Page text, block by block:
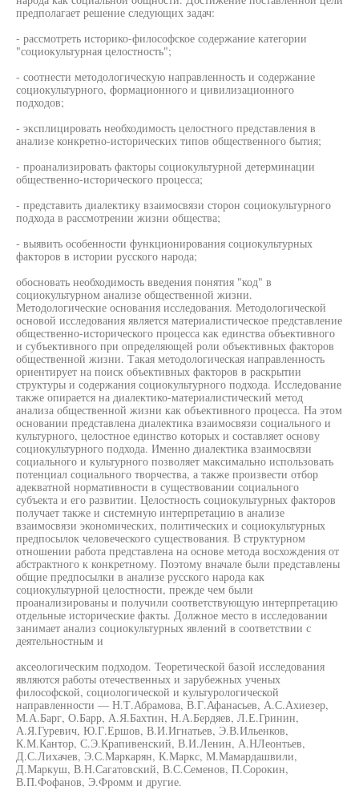
предполагает решение следующих задач:
- рассмотреть историко-философское содержание категории
"социокультурная целостность";
- соотнести методологическую направленность и содержание
социокультурного, формационного и цивилизационного
подходов;
- эксплицировать необходимость целостного представления в
анализе конкретно-исторических типов общественного бытия;
- проанализировать факторы социокультурной детерминации
общественно-исторического процесса;
- представить диалектику взаимосвязи сторон социокультурного
подхода в рассмотрении жизни общества;
- выявить особенности функционирования социокультурных
факторов в истории русского народа;
обосновать необходимость введения понятия "код" в
социокультурном анализе общественной жизни.
Методологические основания исследования. Методологической
основой исследования является материалистическое представление
общественно-исторического процесса как единства объективного
и субъективного при определяющей роли объективных факторов
общественной жизни. Такая методологическая направленность
ориентирует на поиск объективных факторов в раскрытии
структуры и содержания социокультурного подхода. Исследование
также опирается на диалектико-материалистический метод
анализа общественной жизни как объективного процесса. На этом
основании представлена диалектика взаимосвязи социального и
культурного, целостное единство которых и составляет основу
социокультурного подхода. Именно диалектика взаимосвязи
социального и культурного позволяет максимально использовать
потенциал социального творчества, а также произвести отбор
адекватной нормативности в существовании социального
субъекта и его развитии. Целостность социокультурных факторов
получает также и системную интерпретацию в анализе
взаимосвязи экономических, политических и социокультурных
предпосылок человеческого существования. В структурном
отношении работа представлена на основе метода восхождения от
абстрактного к конкретному. Поэтому вначале были представлены
общие предпосылки в анализе русского народа как
социокультурной целостности, прежде чем были
проанализированы и получили соответствующую интерпретацию
отдельные исторические факты. Должное место в исследовании
занимает анализ социокультурных явлений в соответствии с
деятельностным и
аксеологическим подходом. Теоретической базой исследования
являются работы отечественных и зарубежных ученых
философской, социологической и культурологической
направленности — Н.Т.Абрамова, В.Г.Афанасьев, А.С.Ахиезер,
М.А.Барг, О.Барр, А.Я.Бахтин, Н.А.Бердяев, Л.Е.Гринин,
А.Я.Гуревич, Ю.Г.Ершов, В.И.Игнатьев, Э.В.Ильенков,
К.М.Кантор, С.Э.Крапивенский, В.И.Ленин, А.НЛеонтьев,
Д.С.Лихачев, Э.С.Маркарян, К.Маркс, М.Мамардашвили,
Д.Маркуш, В.Н.Сагатовский, В.С.Семенов, П.Сорокин,
В.П.Фофанов, Э.Фромм и другие.